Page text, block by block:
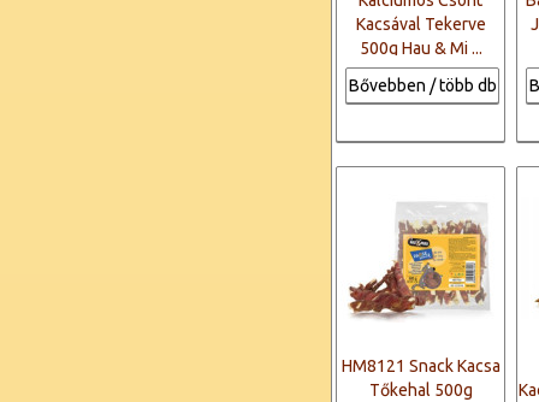
Kacsával Tekerve
500g Hau & Mi ...
Bővebben / több db
HM8121 Snack Kacsa
Tőkehal 500g